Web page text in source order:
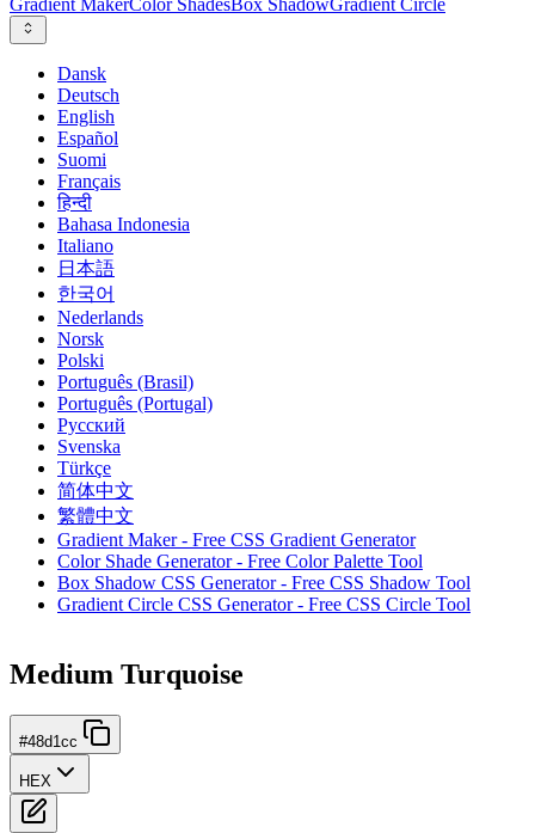
Gradient MakerColor ShadesBox ShadowGradient Circle
Dansk
Deutsch
English
Español
Suomi
Français
हिन्दी
Bahasa Indonesia
Italiano
日本語
한국어
Nederlands
Norsk
Polski
Português (Brasil)
Português (Portugal)
Русский
Svenska
Türkçe
简体中文
繁體中文
Gradient Maker - Free CSS Gradient Generator
Color Shade Generator - Free Color Palette Tool
Box Shadow CSS Generator - Free CSS Shadow Tool
Gradient Circle CSS Generator - Free CSS Circle Tool
Medium Turquoise
#48d1cc
HEX